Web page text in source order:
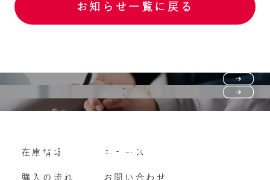
お知らせ一覧に戻る
購入の流れ
よくいただくご質問
Vehicle purchase
車両買い取り
在庫情報
購入の流れ
ニュース
お問い合わせ